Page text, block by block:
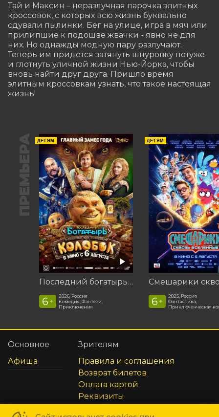
Тай и Максин – неразлучная парочка элитных
кроссовок, с которых всю жизнь буквально
сдували пылинки. Бег на улице, игра в мяч или
прилипшие к подошве жвачки - явно не для
них. Но однажды модную пару разлучают.
Теперь им придется затянуть шнуровку потуже
и глотнуть уличной жизни Нью-Йорка, чтобы
вновь найти друг друга. Пришло время
элитным кроссовкам узнать, что такое настоящая
жизнь!
ПРЕМЬЕРА ДЕТЯМ
Последний богатырь. Колобок
6 +
2026, Россия
Комедия, Фэнтези,
Приключения
ДЕТЯМ
6 +
2025, Россия
Фантастика,
Приключенческая
Основное
Афиша
Зрителям
Правила и соглашения
Возврат билетов
Оплата картой
Реквизиты